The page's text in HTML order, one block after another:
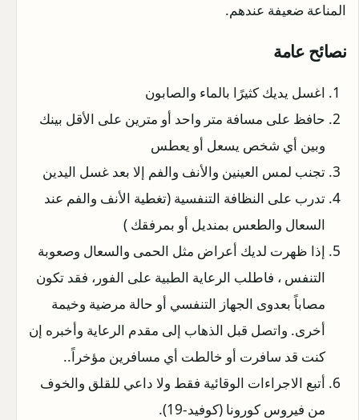
المناعة ضعيفة عندهم.
نصائح عامة
اغسل يديك كثيرًا بالماء والصابون
حافظ على مسافة متر واحد أو مترين على الأقل بينك
وبين أي شخص يسعل أو يعطس
تجنب لمس العينين والأنف والفم إلا بعد غسل اليدين
تدرب على النظافة التنفسية (تغطية الأنف والفم عند
السعال والطعس بمنديل أو بمرفقك )
إذا ظهرت لديك أعراض مثل الحمى والسعال وصعوبة
التنفس ، فاطلب الرعاية الطبية على الفور، فقد تكون
مصاباً بعدوى الجهاز التنفسي أو حالة مرضية وخيمة
أخرى. واتصل قبل الذهاب إلى مقدم الرعاية وأخبره إن
كنت قد سافرت أو خالطت أي مسافرين مؤخراً..
أتبع الاجراءات الوقائية فقط ولا داعي للقلق والخوف
من فيروس كورونا (كوفيد-19).